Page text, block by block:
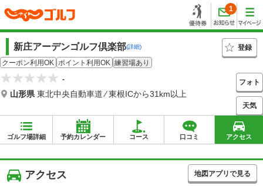
1
新庄アーデンゴルフ倶楽部(詳細)
登録
クーポン利用OK ポイント利用OK 練習場あり
-
山形県 東北中央自動車道 ⁄ 東根ICから31km以上
フォト
天気
ゴルフ場詳細 予約カレンダー コース 口コミ アクセス
アクセス 地図アプリで見る